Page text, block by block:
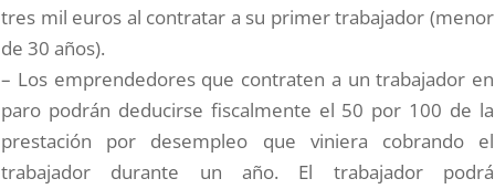
tres mil euros al contratar a su primer trabajador (menor
de 30 años).
– Los emprendedores que contraten a un trabajador en
paro podrán deducirse fiscalmente el 50 por 100 de la
prestación por desempleo que viniera cobrando el
trabajador durante un año. El trabajador podrá